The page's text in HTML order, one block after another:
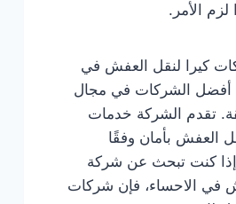
الأمر.
كيرا لنقل العفش في
أفضل الشركات في مجال
تقدم الشركة خدمات
العفش بأمان وفقًا
إذا كنت تبحث عن شركة
في الاحساء، فإن شركات